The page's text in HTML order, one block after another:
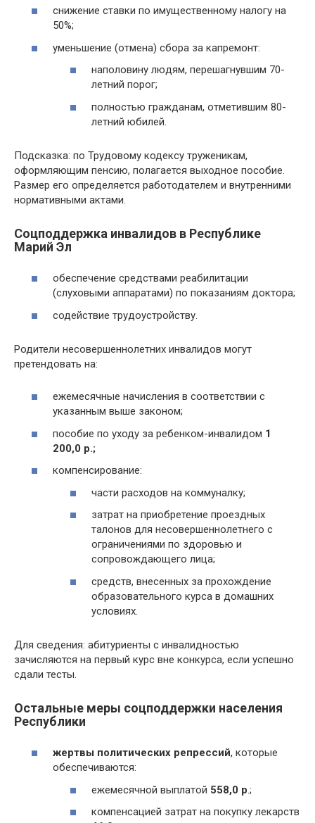
снижение ставки по имущественному налогу на
50%;
уменьшение (отмена) сбора за капремонт:
наполовину людям, перешагнувшим 70-
летний порог;
полностью гражданам, отметившим 80-
летний юбилей.
Подсказка: по Трудовому кодексу труженикам,
оформляющим пенсию, полагается выходное пособие.
Размер его определяется работодателем и внутренними
нормативными актами.
Соцподдержка инвалидов в Республике
Марий Эл
обеспечение средствами реабилитации
(слуховыми аппаратами) по показаниям доктора;
содействие трудоустройству.
Родители несовершеннолетних инвалидов могут
претендовать на:
ежемесячные начисления в соответствии с
указанным выше законом;
пособие по уходу за ребенком-инвалидом 1
200,0 р.;
компенсирование:
части расходов на коммуналку;
затрат на приобретение проездных
талонов для несовершеннолетнего с
ограничениями по здоровью и
сопровождающего лица;
средств, внесенных за прохождение
образовательного курса в домашних
условиях.
Для сведения: абитуриенты с инвалидностью
зачисляются на первый курс вне конкурса, если успешно
сдали тесты.
Остальные меры соцподдержки населения
Республики
жертвы политических репрессий, которые
обеспечиваются:
ежемесячной выплатой 558,0 р.;
компенсацией затрат на покупку лекарств